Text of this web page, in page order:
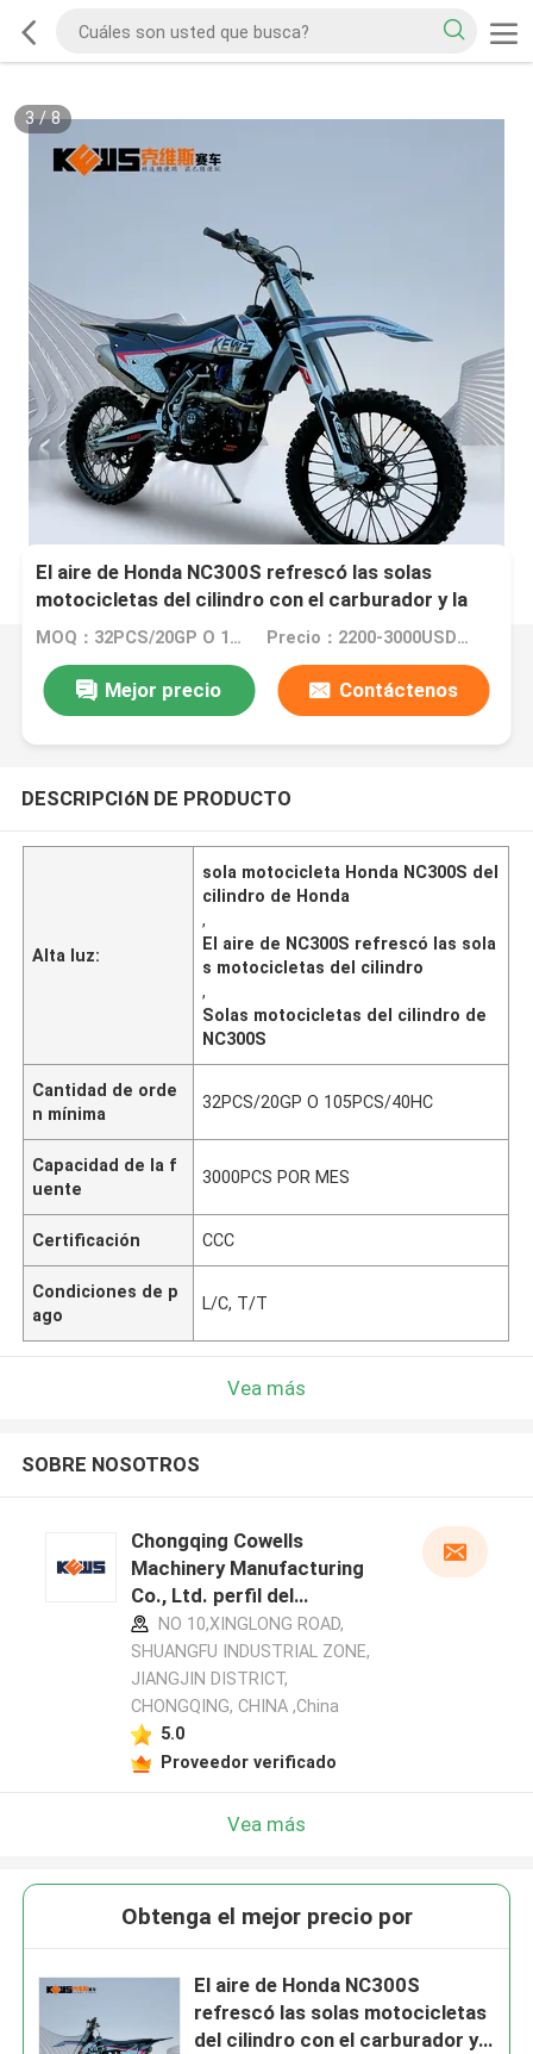
3/8
El aire de Honda NC300S refrescó las solas
motocicletas del cilindro con el carburador y la
inyección de carburante
MOQ：32PCS/20GP O 105PCS/40HC Precio：2200-3000USD/PIECE
Mejor precio Contáctenos
DESCRIPCIóN DE PRODUCTO
Alta luz:
sola motocicleta Honda NC300S del
cilindro de Honda
,
El aire de NC300S refrescó las sola
s motocicletas del cilindro
,
Solas motocicletas del cilindro de
NC300S
Cantidad de orde
n mínima
32PCS/20GP O 105PCS/40HC
Capacidad de la f
uente
3000PCS POR MES
Certificación CCC
Condiciones de p
ago
L/C, T/T
Vea más
SOBRE NOSOTROS
Chongqing Cowells
Machinery Manufacturing
Co., Ltd. perfil del
fabricante
NO 10,XINGLONG ROAD,
SHUANGFU INDUSTRIAL ZONE,
JIANGJIN DISTRICT,
CHONGQING, CHINA ,China
5.0
Proveedor verificado
Vea más
Obtenga el mejor precio por
El aire de Honda NC300S
refrescó las solas motocicletas
del cilindro con el carburador y